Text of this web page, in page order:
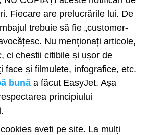
Fiecare are prelucrările lui. De
trebuie să fie „customer-
Nu menționați articole,
ci chestii citibile și ușor de
face și filmulețe, infografice, etc.
bună a făcut EasyJet. Așa
principiului
aveți pe site. La mulți